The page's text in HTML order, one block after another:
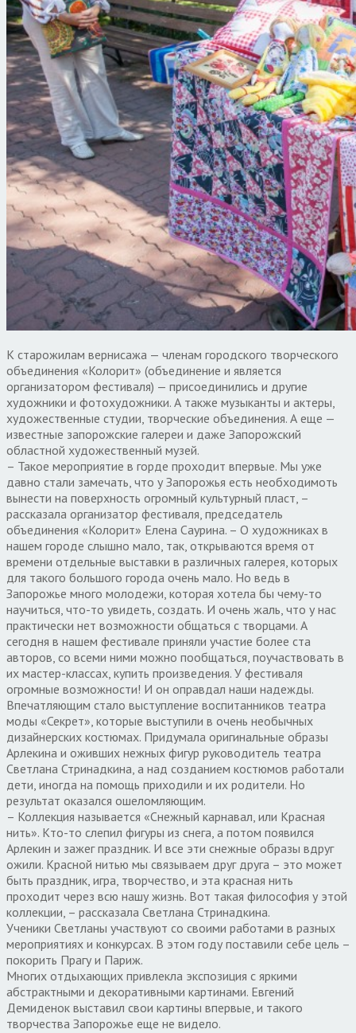
К старожилам вернисажа — членам городского творческого
объединения «Колорит» (объединение и является
организатором фестиваля) — присоединились и другие
художники и фотохудожники. А также музыканты и актеры,
художественные студии, творческие объединения. А еще —
известные запорожские галереи и даже Запорожский
областной художественный музей.
– Такое мероприятие в горде проходит впервые. Мы уже
давно стали замечать, что у Запорожья есть необходимоть
вынести на поверхность огромный культурный пласт, –
рассказала организатор фестиваля, председатель
объединения «Колорит» Елена Саурина. – О художниках в
нашем городе слышно мало, так, открываются время от
времени отдельные выставки в различных галерея, которых
для такого большого города очень мало. Но ведь в
Запорожье много молодежи, которая хотела бы чему-то
научиться, что-то увидеть, создать. И очень жаль, что у нас
практически нет возможности общаться с творцами. А
сегодня в нашем фестивале приняли участие более ста
авторов, со всеми ними можно пообщаться, поучаствовать в
их мастер-классах, купить произведения. У фестиваля
огромные возможности! И он оправдал наши надежды.
Впечатляющим стало выступление воспитанников театра
моды «Секрет», которые выступили в очень необычных
дизайнерских костюмах. Придумала оригинальные образы
Арлекина и оживших нежных фигур руководитель театра
Светлана Стринадкина, а над созданием костюмов работали
дети, иногда на помощь приходили и их родители. Но
результат оказался ошеломляющим.
– Коллекция называется «Снежный карнавал, или Красная
нить». Кто-то слепил фигуры из снега, а потом появился
Арлекин и зажег праздник. И все эти снежные образы вдруг
ожили. Красной нитью мы связываем друг друга – это может
быть праздник, игра, творчество, и эта красная нить
проходит через всю нашу жизнь. Вот такая философия у этой
коллекции, – рассказала Светлана Стринадкина.
Ученики Светланы участвуют со своими работами в разных
мероприятиях и конкурсах. В этом году поставили себе цель –
покорить Прагу и Париж.
Многих отдыхающих привлекла экспозиция с яркими
абстрактными и декоративными картинами. Евгений
Демиденок выставил свои картины впервые, и такого
творчества Запорожье еще не видело.